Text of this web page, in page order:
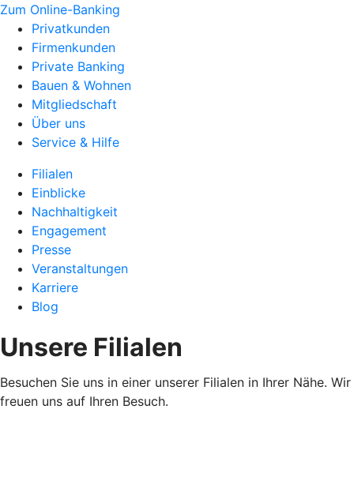
Zum Online-Banking
Privatkunden
Firmenkunden
Private Banking
Bauen & Wohnen
Mitgliedschaft
Über uns
Service & Hilfe
Filialen
Einblicke
Nachhaltigkeit
Engagement
Presse
Veranstaltungen
Karriere
Blog
Unsere Filialen
Besuchen Sie uns in einer unserer Filialen in Ihrer Nähe. Wir
freuen uns auf Ihren Besuch.